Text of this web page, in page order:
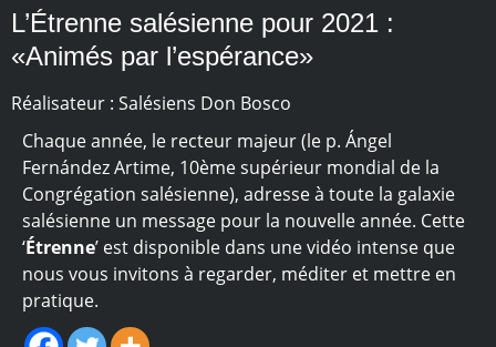
L’Étrenne salésienne pour 2021 :
«Animés par l’espérance»
Réalisateur : Salésiens Don Bosco
Chaque année, le recteur majeur (le p. Ángel
Fernández Artime, 10ème supérieur mondial de la
Congrégation salésienne), adresse à toute la galaxie
salésienne un message pour la nouvelle année. Cette
‘Étrenne’ est disponible dans une vidéo intense que
nous vous invitons à regarder, méditer et mettre en
pratique.